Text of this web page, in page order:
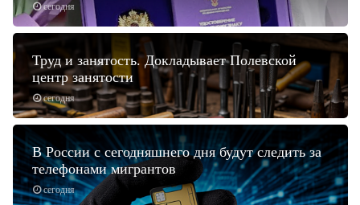
сегодня
сегодня
Труд и занятость. Докладывает Полевской
центр занятости
сегодня
В России с сегодняшнего дня будут следить за
телефонами мигрантов